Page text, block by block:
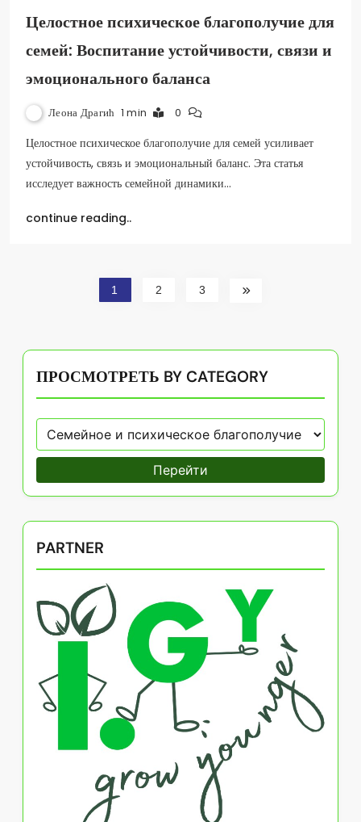
Целостное психическое благополучие для
семей: Воспитание устойчивости, связи и
эмоционального баланса
Леона Драгић 1 min 0
Целостное психическое благополучие для семей усиливает
устойчивость, связь и эмоциональный баланс. Эта статья
исследует важность семейной динамики…
continue reading..
1 2 3
ПРОСМОТРЕТЬ BY CATEGORY
Перейти
PARTNER